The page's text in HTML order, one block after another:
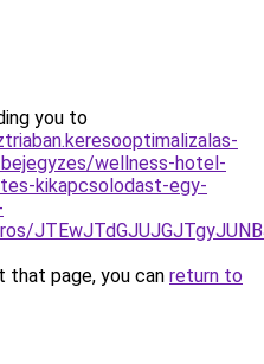
you to
wellness-hotel-
kikapcsolodast-egy-
page, you can return to